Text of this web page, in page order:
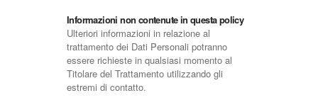
Informazioni non contenute in questa policy
Ulteriori informazioni in relazione al
trattamento dei Dati Personali potranno
essere richieste in qualsiasi momento al
Titolare del Trattamento utilizzando gli
estremi di contatto.